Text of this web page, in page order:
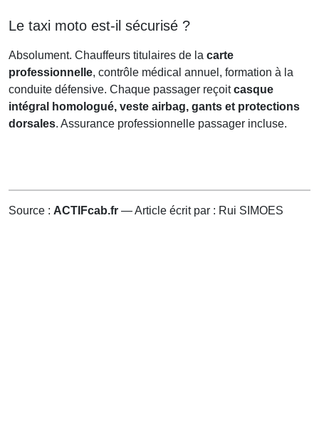
Le taxi moto est-il sécurisé ?
Absolument. Chauffeurs titulaires de la carte
professionnelle, contrôle médical annuel, formation à la
conduite défensive. Chaque passager reçoitcasque
intégral homologué, veste airbag, gants et protections
dorsales. Assurance professionnelle passager incluse.
Source : ACTIFcab.fr — Article écrit par : Rui SIMOES